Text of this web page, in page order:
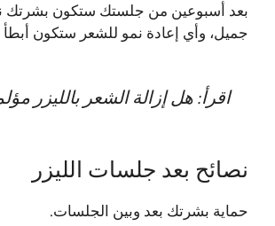
بعد أسبوعين من جلستك ستكون بشرتك
جميل، وأي إعادة نمو للشعر ستكون
اقرأ:هل إزالة الشعر بالليزر
نصائح بعد جلسات الليزر
حماية بشرتك بعد وبين الجلسات.